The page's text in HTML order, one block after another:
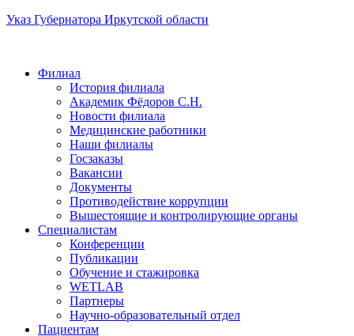
Указ Губернатора Иркутской области
Филиал
История филиала
Академик Фёдоров С.Н.
Новости филиала
Медицинские работники
Наши филиалы
Госзаказы
Вакансии
Документы
Противодействие коррупции
Вышестоящие и контролирующие органы
Специалистам
Конференции
Публикации
Обучение и стажировка
WETLAB
Партнеры
Научно-образовательный отдел
Пациентам